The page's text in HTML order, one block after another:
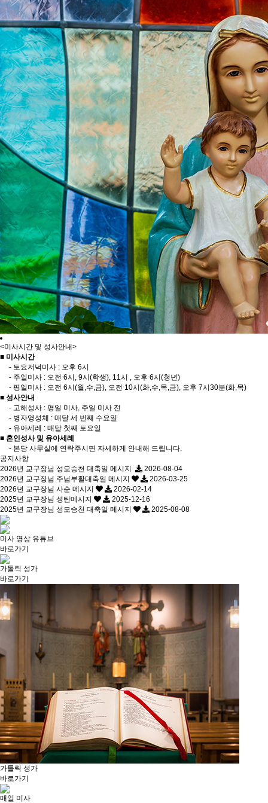
<미사시간 및 성사안내>
■ 미사시간
- 토요저녁미사 : 오후 6시
- 주일미사 : 오전 6시, 9시(학생), 11시 , 오후 6시(청년)
- 평일미사 : 오전 6시(월,수,금), 오전 10시(화,수,목,금), 오후 7시30분(화,목)
■ 성사안내
- 고해성사 : 평일 미사, 주일 미사 전
- 병자영성체 : 매달 세 번째 수요일
- 유아세례 : 매달 첫째 토요일
■ 혼인성사 및 유아세례
- 본당 사무실에 연락주시면 자세하게 안내해 드립니다.
공지사항
2026년 교구장님 성모승천 대축일 메시지
2026-08-04
2026년 교구장님 주님부활대축일 메시지
2026-03-25
2026년 교구장님 사순 메시지
2026-02-14
2025년 교구장님 성탄메시지
2025-12-16
2025년 교구장님 성모승천 대축일 메시지
2025-08-08
미사 영상 유튜브
바로가기
가톨릭 성가
바로가기
가톨릭 성가
바로가기
매일 미사